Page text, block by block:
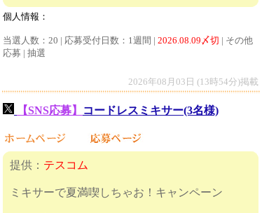
個人情報：
当選人数：20 | 応募受付日数：1週間 | 2026.08.09〆切 | その他
応募 | 抽選
2026年08月03日 (13時54分)掲載
【SNS応募】 コードレスミキサー(3名様)
提供： テスコム
ミキサーで夏満喫しちゃお！キャンペーン